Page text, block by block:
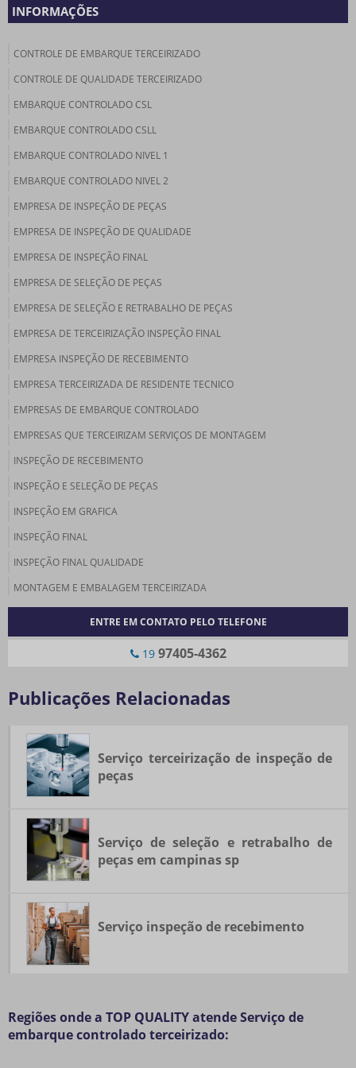
INFORMAÇÕES
CONTROLE DE EMBARQUE TERCEIRIZADO
CONTROLE DE QUALIDADE TERCEIRIZADO
EMBARQUE CONTROLADO CSL
EMBARQUE CONTROLADO CSLL
EMBARQUE CONTROLADO NIVEL 1
EMBARQUE CONTROLADO NIVEL 2
EMPRESA DE INSPEÇÃO DE PEÇAS
EMPRESA DE INSPEÇÃO DE QUALIDADE
EMPRESA DE INSPEÇÃO FINAL
EMPRESA DE SELEÇÃO DE PEÇAS
EMPRESA DE SELEÇÃO E RETRABALHO DE PEÇAS
EMPRESA DE TERCEIRIZAÇÃO INSPEÇÃO FINAL
EMPRESA INSPEÇÃO DE RECEBIMENTO
EMPRESA TERCEIRIZADA DE RESIDENTE TECNICO
EMPRESAS DE EMBARQUE CONTROLADO
EMPRESAS QUE TERCEIRIZAM SERVIÇOS DE MONTAGEM
INSPEÇÃO DE RECEBIMENTO
INSPEÇÃO E SELEÇÃO DE PEÇAS
INSPEÇÃO EM GRAFICA
INSPEÇÃO FINAL
INSPEÇÃO FINAL QUALIDADE
MONTAGEM E EMBALAGEM TERCEIRIZADA
PRÉ MONTAGEM E EMBALAGEM TERCEIRIZADA
RETRABALHO DE PEÇAS
SERVIÇO DE EMBARQUE CONTROLADO TERCEIRIZADO
SERVIÇO DE INSPEÇÃO DE PEÇAS
SERVIÇO DE MÃO DE OBRA TEMPORÁRIA
SERVIÇO DE SELEÇÃO E RETRABALHO DE PEÇAS
SERVIÇO INSPEÇÃO DE RECEBIMENTO
SERVIÇO TERCEIRIZAÇÃO DE INSPEÇÃO DE PEÇAS
TERCEIRIZAÇÃO CONTROLE DE QUALIDADE
TERCEIRIZAÇÃO DE EMBARQUE CONTROLADO
TERCEIRIZAÇÃO DE GP12
TERCEIRIZAÇÃO DE INSPEÇÃO DE QUALIDADE
TERCEIRIZAÇÃO DE INSPEÇÃO EM GRAFICA
ENTRE EM CONTATO PELO TELEFONE
19 97405-4362
Publicações Relacionadas
Serviço terceirização de inspeção de
peças
Serviço de seleção e retrabalho de
peças em campinas sp
Serviço inspeção de recebimento
Regiões onde a TOP QUALITY atende Serviço de
embarque controlado terceirizado: